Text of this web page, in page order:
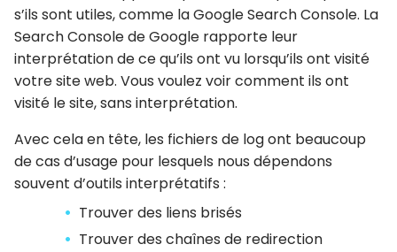
s’ils sont utiles, comme la Google Search Console. La
Search Console de Google rapporte leur
interprétation de ce qu’ils ont vu lorsqu’ils ont visité
votre site web. Vous voulez voir comment ils ont
visité le site, sans interprétation.
Avec cela en tête, les fichiers de log ont beaucoup
de cas d’usage pour lesquels nous dépendons
souvent d’outils interprétatifs :
Trouver des liens brisés
Trouver des chaînes de redirection